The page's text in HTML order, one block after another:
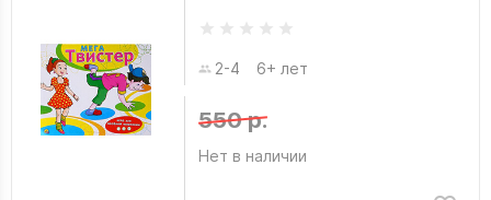
2-4 6+ лет
550 р.
Нет в наличии